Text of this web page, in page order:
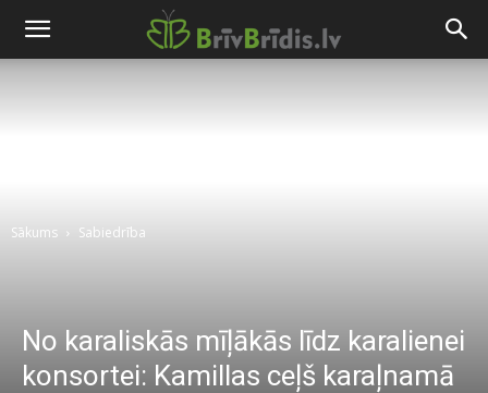
Sākums Sabiedrība
No karaliskās mīļākās līdz karalienei
konsortei: Kamillas ceļš karaļnamā